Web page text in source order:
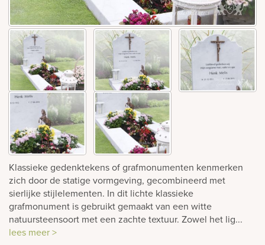
Bekijk
ook:
Klassieke gedenktekens of grafmonumenten kenmerken
zich door de statige vormgeving, gecombineerd met
sierlijke stijlelementen. In dit lichte klassieke
grafmonument is gebruikt gemaakt van een witte
natuursteensoort met een zachte textuur. Zowel het lig...
lees meer >